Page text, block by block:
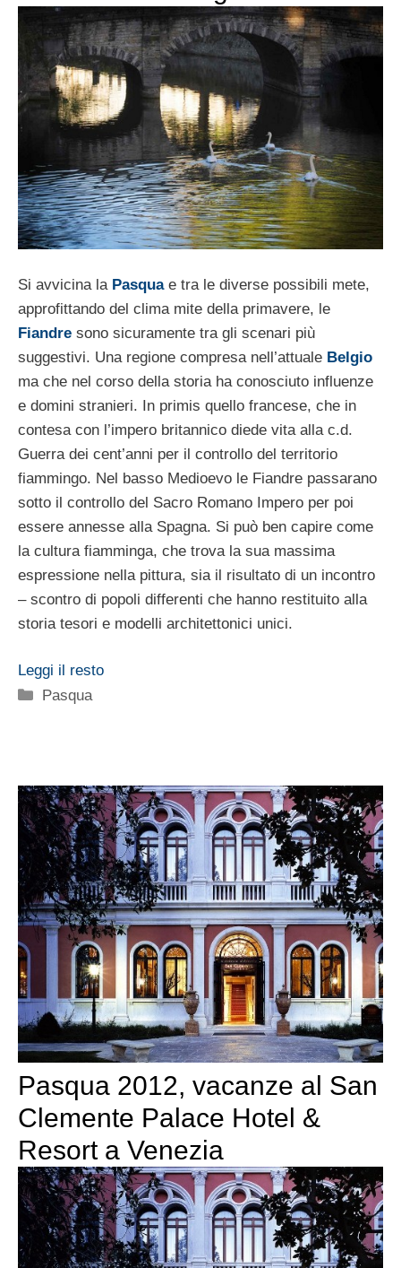
Si avvicina la Pasquae tra le diverse possibili mete,
approfittando del clima mite della primavere, le
Fiandre sono sicuramente tra gli scenari più
suggestivi. Una regione compresa nell’attuale Belgio
ma che nel corso della storia ha conosciuto influenze
e domini stranieri. In primis quello francese, che in
contesa con l’impero britannico diede vita alla c.d.
Guerra dei cent’anni per il controllo del territorio
fiammingo. Nel basso Medioevo le Fiandre passarano
sotto il controllo del Sacro Romano Impero per poi
essere annesse alla Spagna. Si può ben capire come
la cultura fiamminga, che trova la sua massima
espressione nella pittura, sia il risultato di un incontro
– scontro di popoli differenti che hanno restituito alla
storia tesori e modelli architettonici unici.
Leggi il resto
Categorie
Pasqua
Pasqua 2012, vacanze al San
Clemente Palace Hotel &
Resort a Venezia